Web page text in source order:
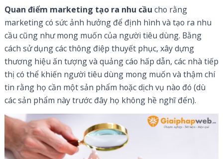
Quan điểm marketing tạo ra nhu cầu cho rằng
marketing có sức ảnh hưởng để định hình và tạo ra nhu
cầu cũng như mong muốn của người tiêu dùng. Bằng
cách sử dụng các thông điệp thuyết phục, xây dựng
thương hiệu ấn tượng và quảng cáo hấp dẫn, các nhà tiếp
thị có thể khiến người tiêu dùng mong muốn và thậm chí
tin rằng họ cần một sản phẩm hoặc dịch vụ nào đó (dù
các sản phẩm này trước đây họ không hề nghĩ đến).